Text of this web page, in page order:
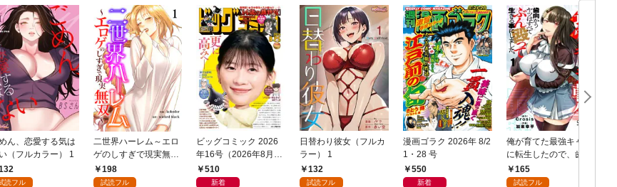
ん、恋愛する気は
（フルカラー） 1
読フル
二世界ハーレム～エロ
ゲのしすぎで現実無双
～１198
試読フル
ビッグコミック 2026
年16号（2026年8月7
日発売）
510
新着
日替わり彼女（フルカ
ラー） 1
132
試読フル
漫画ゴラク 2026年 8/2
1・28 号
550
新着
俺が育てた最強キャラ
に転生したので、歯向
かうヤツはすべてぶん
殴って生きる事にしま
165
試読フル